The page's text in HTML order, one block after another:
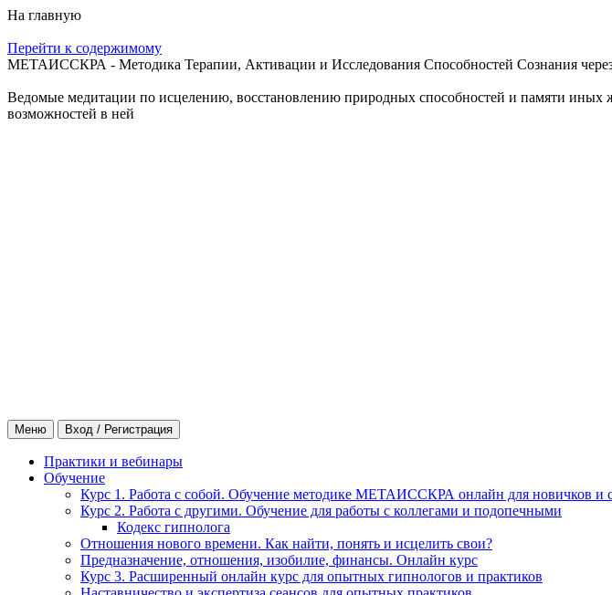
На главную
Перейти к содержимому
МЕТАИССКРА - Методика Терапии, Активации и Исследования Способностей Сознания
Ведомые медитации по исцелению, восстановлению природных способностей и памяти иных
возможностей в ней
Меню Вход / Регистрация
Практики и вебинары
Обучение
Курс 1. Работа с собой. Обучение методике МЕТАИССКРА онлайн для новичков и
Курс 2. Работа с другими. Обучение для работы с коллегами и подопечными
Кодекс гипнолога
Отношения нового времени. Как найти, понять и исцелить свои?
Предназначение, отношения, изобилие, финансы. Онлайн курс
Курс 3. Расширенный онлайн курс для опытных гипнологов и практиков